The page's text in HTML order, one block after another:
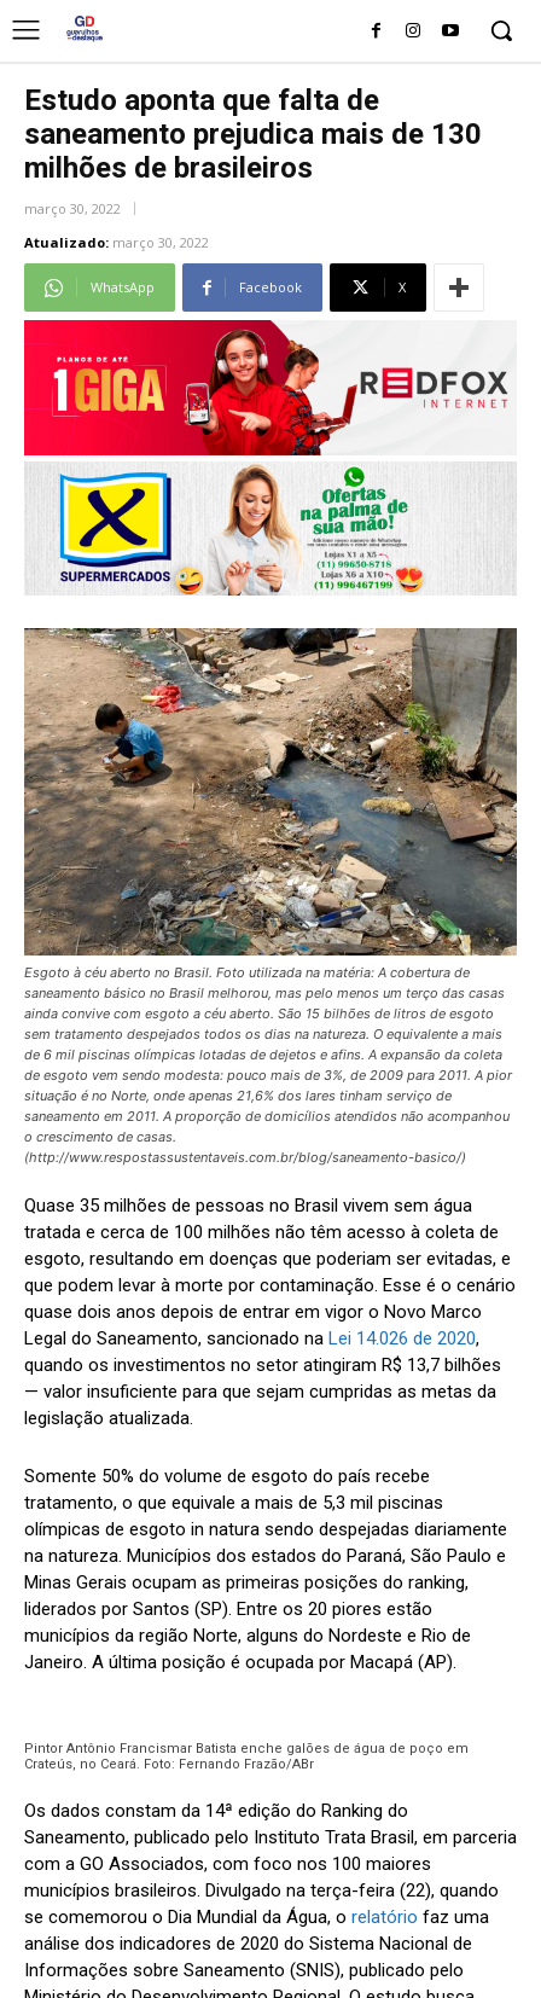
Estudo aponta que falta de
saneamento prejudica mais de 130
milhões de brasileiros
março 30, 2022
Atualizado: março 30, 2022
WhatsApp Facebook X
Esgoto à céu aberto no Brasil. Foto utilizada na matéria: A cobertura de
saneamento básico no Brasil melhorou, mas pelo menos um terço das casas
ainda convive com esgoto a céu aberto. São 15 bilhões de litros de esgoto
sem tratamento despejados todos os dias na natureza. O equivalente a mais
de 6 mil piscinas olímpicas lotadas de dejetos e afins. A expansão da coleta
de esgoto vem sendo modesta: pouco mais de 3%, de 2009 para 2011. A pior
situação é no Norte, onde apenas 21,6% dos lares tinham serviço de
saneamento em 2011. A proporção de domicílios atendidos não acompanhou
o crescimento de casas.
(http://www.respostassustentaveis.com.br/blog/saneamento-basico/)
Quase 35 milhões de pessoas no Brasil vivem sem água
tratada e cerca de 100 milhões não têm acesso à coleta de
esgoto, resultando em doenças que poderiam ser evitadas, e
que podem levar à morte por contaminação. Esse é o cenário
quase dois anos depois de entrar em vigor o Novo Marco
Legal do Saneamento, sancionado na Lei 14.026 de 2020,
quando os investimentos no setor atingiram R$ 13,7 bilhões
— valor insuficiente para que sejam cumpridas as metas da
legislação atualizada.
Somente 50% do volume de esgoto do país recebe
tratamento, o que equivale a mais de 5,3 mil piscinas
olímpicas de esgoto in natura sendo despejadas diariamente
na natureza. Municípios dos estados do Paraná, São Paulo e
Minas Gerais ocupam as primeiras posições do ranking,
liderados por Santos (SP). Entre os 20 piores estão
municípios da região Norte, alguns do Nordeste e Rio de
Janeiro. A última posição é ocupada por Macapá (AP).
Pintor Antônio Francismar Batista enche galões de água de poço em
Crateús, no Ceará. Foto: Fernando Frazão/ABr
Os dados constam da 14ª edição do Ranking do
Saneamento, publicado pelo Instituto Trata Brasil, em parceria
com a GO Associados, com foco nos 100 maiores
municípios brasileiros. Divulgado na terça-feira (22), quando
se comemorou o Dia Mundial da Água, o relatório faz uma
análise dos indicadores de 2020 do Sistema Nacional de
Informações sobre Saneamento (SNIS), publicado pelo